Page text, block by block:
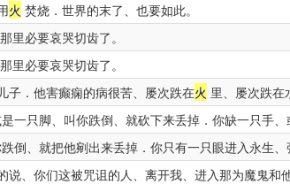
火 焚烧．世界的末了、也要如此。
里必要哀哭切齿了。
里必要哀哭切齿了。
子．他害癫痫的病很苦、屡次跌在火 里、屡次跌在
一只脚、叫你跌倒、就砍下来丢掉．你缺一只手
倒、就把他剜出来丢掉．你只有一只眼进入永生
说、你们这被咒诅的人、离开我、进入那为魔鬼和